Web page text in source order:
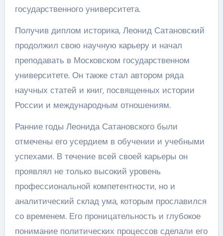
государственного университета.
Получив диплом историка, Леонид Сатановский
продолжил свою научную карьеру и начал
преподавать в Московском государственном
университете. Он также стал автором ряда
научных статей и книг, посвященных истории
России и международным отношениям.
Ранние годы Леонида Сатановского были
отмечены его усердием в обучении и учебными
успехами. В течение всей своей карьеры он
проявлял не только высокий уровень
профессиональной компетентности, но и
аналитический склад ума, которым прославился
со временем. Его проницательность и глубокое
понимание политических процессов сделали его